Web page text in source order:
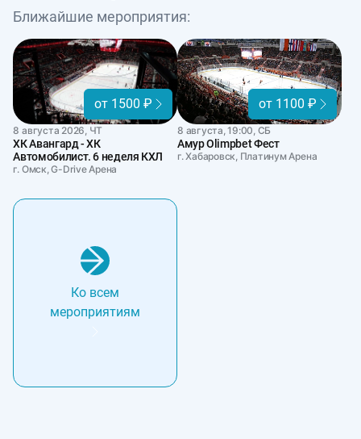
Ближайшие мероприятия:
от 1500 ₽
8 августа 2026, ЧТ
ХК Авангард - ХК
Автомобилист. 6 неделя КХЛ
г. Омск, G-Drive Арена
от 1100 ₽
8 августа, 19:00, СБ
Амур Olimpbet Фест
г. Хабаровск, Платинум Арена
Ко всем
мероприятиям